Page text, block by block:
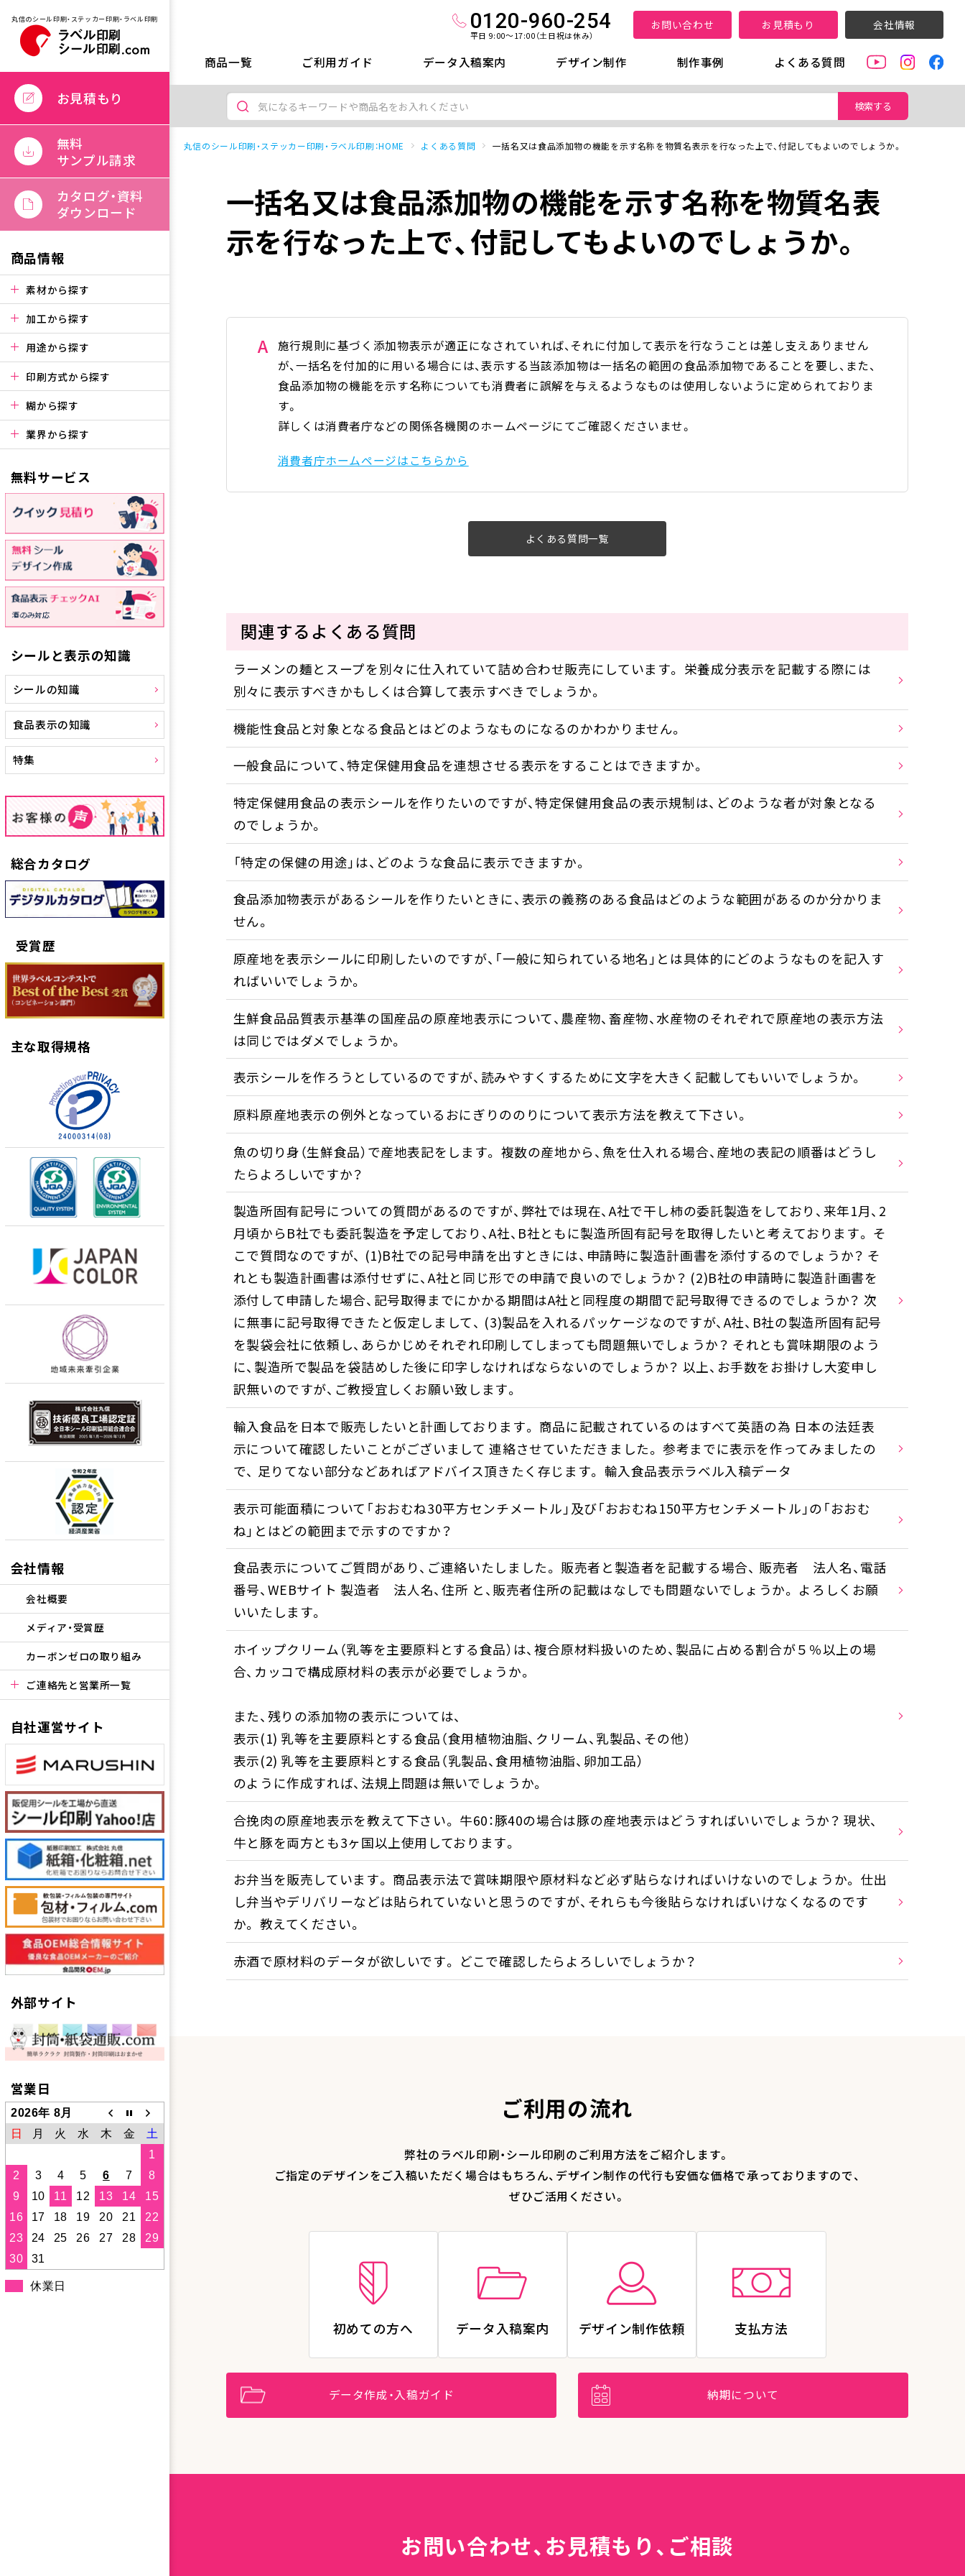
丸信のシール印刷・ステッカー印刷・ラベル印刷 0120-960-254
平日 9:00～17:00（土日祝は休み）
お問い合わせ お見積もり 会社情報
商品一覧 ご利用ガイド データ入稿案内 デザイン制作 制作事例 よくある質問
検索する
お見積もり
無料
サンプル請求
カタログ・資料
ダウンロード
商品情報
素材から探す
加工から探す
用途から探す
印刷方式から探す
糊から探す
業界から探す
無料サービス
シールと表示の知識
シールの知識
食品表示の知識
特集
総合カタログ
受賞歴
主な取得規格
会社情報
会社概要
メディア・受賞歴
カーボンゼロの取り組み
ご連絡先と営業所一覧
自社運営サイト
外部サイト
営業日
2026年 8月
日
月 火 水 木 金
土
1
2
3 4 5 6 7
8
9
10 11 12 13 14
15
16
17 18 19 20 21
22
23
24 25 26 27 28
29
30
31
休業日
丸信のシール印刷・ステッカー印刷・ラベル印刷：HOME よくある質問 一括名又は食品添加物の機能を示す名称を物質名表示を行なった上で、付記してもよいのでしょうか。
一括名又は食品添加物の機能を示す名称を物質名表
示を行なった上で、付記してもよいのでしょうか。
A 施行規則に基づく添加物表示が適正になされていれば、それに付加して表示を行なうことは差し支えありません
が、一括名を付加的に用いる場合には、表示する当該添加物は一括名の範囲の食品添加物であることを要し、また、
食品添加物の機能を示す名称についても消費者に誤解を与えるようなものは使用しないように定められておりま
す。
詳しくは消費者庁などの関係各機関のホームページにてご確認くださいませ。
消費者庁ホームページはこちらから
よくある質問一覧
関連するよくある質問
ラーメンの麺とスープを別々に仕入れていて詰め合わせ販売にしています。 栄養成分表示を記載する際には
別々に表示すべきかもしくは合算して表示すべきでしょうか。
機能性食品と対象となる食品とはどのようなものになるのかわかりません。
一般食品について、特定保健用食品を連想させる表示をすることはできますか。
特定保健用食品の表示シールを作りたいのですが、特定保健用食品の表示規制は、どのような者が対象となる
のでしょうか。
「特定の保健の用途」は、どのような食品に表示できますか。
食品添加物表示があるシールを作りたいときに、表示の義務のある食品はどのような範囲があるのか分かりま
せん。
原産地を表示シールに印刷したいのですが、「一般に知られている地名」とは具体的にどのようなものを記入す
ればいいでしょうか。
生鮮食品品質表示基準の国産品の原産地表示について、農産物、畜産物、水産物のそれぞれで原産地の表示方法
は同じではダメでしょうか。
表示シールを作ろうとしているのですが、読みやすくするために文字を大きく記載してもいいでしょうか。
原料原産地表示の例外となっているおにぎりののりについて表示方法を教えて下さい。
魚の切り身（生鮮食品）で産地表記をします。 複数の産地から、魚を仕入れる場合、産地の表記の順番はどうし
たらよろしいですか？
製造所固有記号についての質問があるのですが、弊社では現在、A社で干し柿の委託製造をしており、来年1月、2
月頃からB社でも委託製造を予定しており、A社、B社ともに製造所固有記号を取得したいと考えております。 そ
こで質問なのですが、 (1)B社での記号申請を出すときには、申請時に製造計画書を添付するのでしょうか？ そ
れとも製造計画書は添付せずに、A社と同じ形での申請で良いのでしょうか？ (2)B社の申請時に製造計画書を
添付して申請した場合、記号取得までにかかる期間はA社と同程度の期間で記号取得できるのでしょうか？ 次
に無事に記号取得できたと仮定しまして、 (3)製品を入れるパッケージなのですが、A社、B社の製造所固有記号
を製袋会社に依頼し、あらかじめそれぞれ印刷してしまっても問題無いでしょうか？ それとも賞味期限のよう
に、製造所で製品を袋詰めした後に印字しなければならないのでしょうか？ 以上、お手数をお掛けし大変申し
訳無いのですが、ご教授宜しくお願い致します。
輸入食品を日本で販売したいと計画しております。 商品に記載されているのはすべて英語の為 日本の法廷表
示について確認したいことがございまして 連絡させていただきました。 参考までに表示を作ってみましたの
で、 足りてない部分などあればアドバイス頂きたく存じます。 輸入食品表示ラベル入稿データ
表示可能面積について「おおむね30平方センチメートル」及び「おおむね150平方センチメートル」の「おおむ
ね」とはどの範囲まで示すのですか？
食品表示についてご質問があり、ご連絡いたしました。 販売者と製造者を記載する場合、 販売者 法人名、電話
番号、WEBサイト 製造者 法人名、住所 と、販売者住所の記載はなしでも問題ないでしょうか。 よろしくお願
いいたします。
ホイップクリーム（乳等を主要原料とする食品）は、複合原材料扱いのため、製品に占める割合が５％以上の場
合、カッコで構成原材料の表示が必要でしょうか。
また、残りの添加物の表示については、
表示(1) 乳等を主要原料とする食品（食用植物油脂、クリーム、乳製品、その他）
表示(2) 乳等を主要原料とする食品（乳製品、食用植物油脂、卵加工品）
のように作成すれば、法規上問題は無いでしょうか。
合挽肉の原産地表示を教えて下さい。 牛60：豚40の場合は豚の産地表示はどうすればいいでしょうか？ 現状、
牛と豚を両方とも3ヶ国以上使用しております。
お弁当を販売しています。 商品表示法で賞味期限や原材料など必ず貼らなければいけないのでしょうか。 仕出
し弁当やデリバリーなどは貼られていないと思うのですが、それらも今後貼らなければいけなくなるのです
か。 教えてください。
赤酒で原材料のデータが欲しいです。 どこで確認したらよろしいでしょうか？
ご利用の流れ
弊社のラベル印刷・シール印刷のご利用方法をご紹介します。
ご指定のデザインをご入稿いただく場合はもちろん、デザイン制作の代行も安価な価格で承っておりますので、
ぜひご活用ください。
初めての方へ データ入稿案内 デザイン制作依頼 支払方法
データ作成・入稿ガイド 納期について
お問い合わせ、お見積もり、ご相談